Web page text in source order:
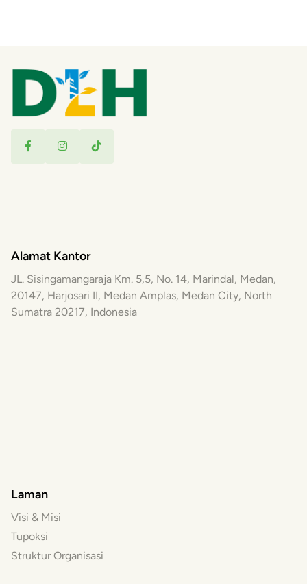
Alamat Kantor
JL. Sisingamangaraja Km. 5,5, No. 14, Marindal, Medan,
20147, Harjosari II, Medan Amplas, Medan City, North
Sumatra 20217, Indonesia
Laman
Visi & Misi
Tupoksi
Struktur Organisasi